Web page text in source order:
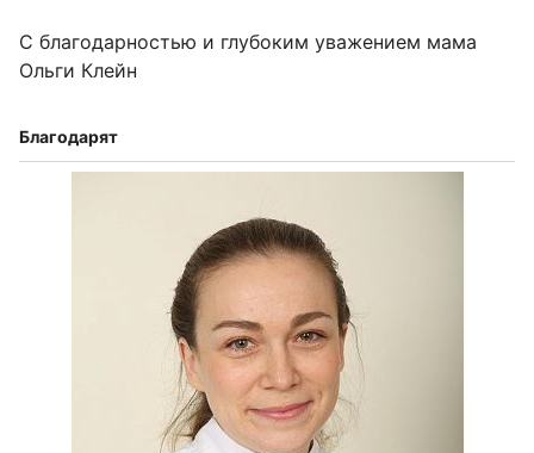
С благодарностью и глубоким уважением мама
Ольги Клейн
Благодарят